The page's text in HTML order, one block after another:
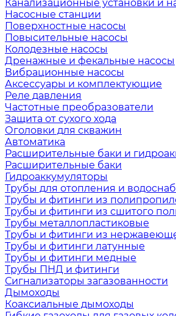
Канализационные установки и
Насосные станции
Поверхностные насосы
Повысительные насосы
Колодезные насосы
Дренажные и фекальные насосы
Вибрационные насосы
Аксессуары и комплектующие
Реле давления
Частотные преобразователи
Защита от сухого хода
Оголовки для скважин
Автоматика
Расширительные баки и
Расширительные баки
Гидроаккумуляторы
Трубы для отопления и
Трубы и фитинги из
Трубы и фитинги из сшитого
Трубы металлопластиковые
Трубы и фитинги из
Трубы и фитинги латунные
Трубы и фитинги медные
Трубы ПНД и фитинги
Сигнализаторы загазованности
Дымоходы
Коаксиальные дымоходы